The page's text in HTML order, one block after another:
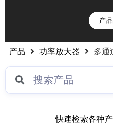
产
产品 功率放大器 多通
快速检索各种